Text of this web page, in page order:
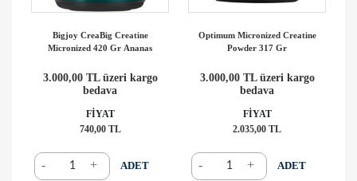
Bigjoy CreaBig Creatine
Micronized 420 Gr Ananas
3.000,00 TL üzeri kargo
bedava
FİYAT
740,00 TL
- + ADET
Optimum Micronized Creatine
Powder 317 Gr
3.000,00 TL üzeri kargo
bedava
FİYAT
2.035,00 TL
- + ADET